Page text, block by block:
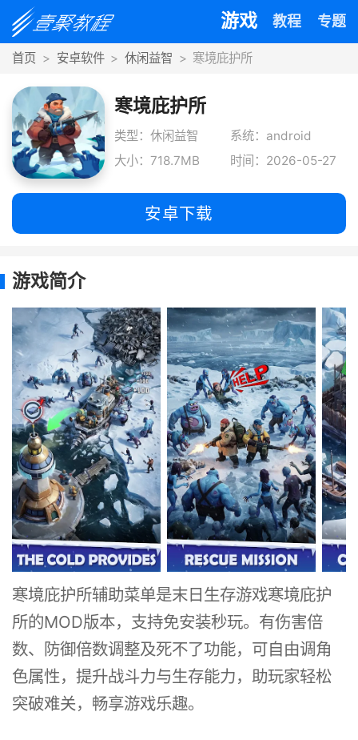
游戏 教程 专题
首页 安卓软件 休闲益智 寒境庇护所
寒境庇护所
类型：休闲益智
系统：android
大小：718.7MB
时间：2026-05-27
安卓下载
游戏简介
寒境庇护所辅助菜单是末日生存游戏寒境庇护
所的MOD版本，支持免安装秒玩。有伤害倍
数、防御倍数调整及死不了功能，可自由调角
色属性，提升战斗力与生存能力，助玩家轻松
突破难关，畅享游戏乐趣。